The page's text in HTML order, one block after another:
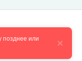
позднее или